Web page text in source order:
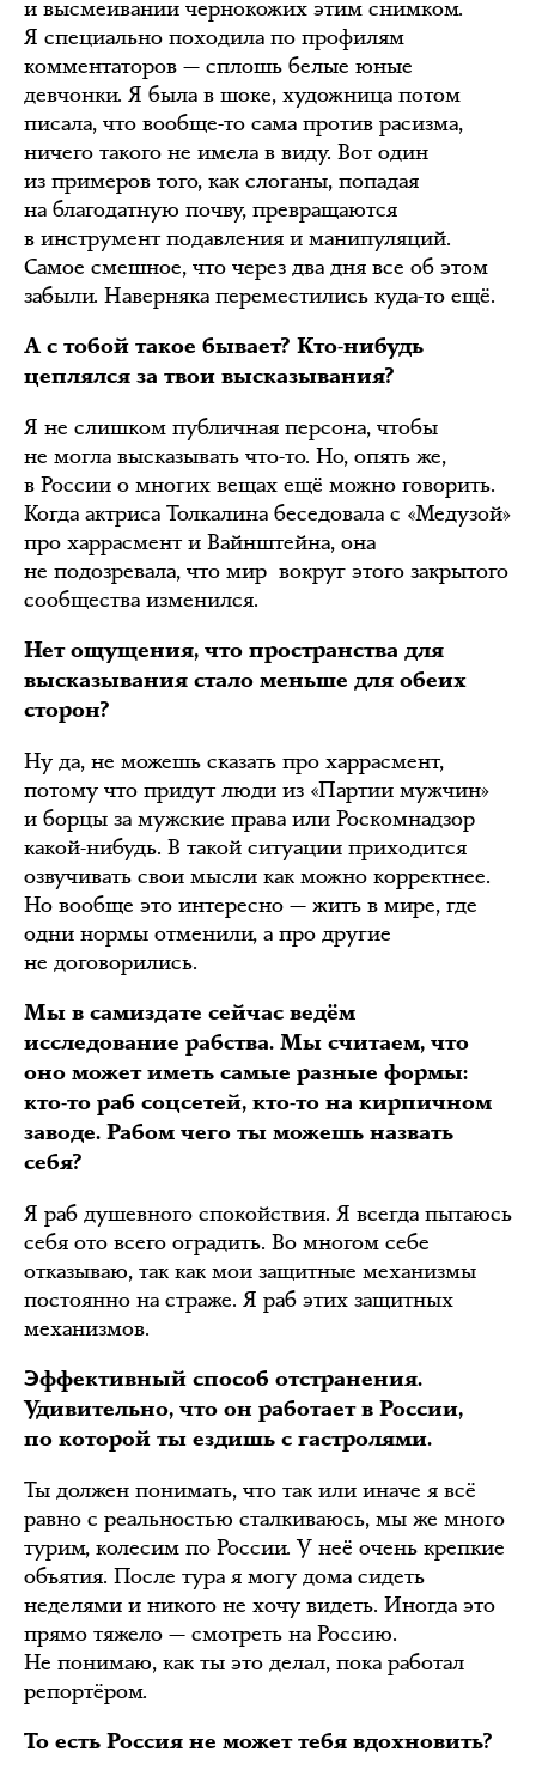
и высмеивании чернокожих этим снимком.
Я специально походила по профилям
комментаторов — сплошь белые юные
девчонки. Я была в шоке, художница потом
писала, что вообще-то сама против расизма,
ничего такого не имела в виду. Вот один
из примеров того, как слоганы, попадая
на благодатную почву, превращаются
в инструмент подавления и манипуляций.
Самое смешное, что через два дня все об этом
забыли. Наверняка переместились куда-то ещё.
А с тобой такое бывает? Кто-нибудь
цеплялся за твои высказывания?
Я не слишком публичная персона, чтобы
не могла высказывать что-то. Но, опять же,
в России о многих вещах ещё можно говорить.
Когда актриса Толкалина беседовала с «Медузой»
про харрасмент и Вайнштейна, она
не подозревала, что мир вокруг этого закрытого
сообщества изменился.
Нет ощущения, что пространства для
высказывания стало меньше для обеих
сторон?
Ну да, не можешь сказать про харрасмент,
потому что придут люди из «Партии мужчин»
и борцы за мужские права или Роскомнадзор
какой-нибудь. В такой ситуации приходится
озвучивать свои мысли как можно корректнее.
Но вообще это интересно — жить в мире, где
одни нормы отменили, а про другие
не договорились.
Мы в самиздате сейчас ведём
исследование рабства. Мы считаем, что
оно может иметь самые разные формы:
кто-то раб соцсетей, кто-то на кирпичном
заводе. Рабом чего ты можешь назвать
себя?
Я раб душевного спокойствия. Я всегда пытаюсь
себя ото всего оградить. Во многом себе
отказываю, так как мои защитные механизмы
постоянно на страже. Я раб этих защитных
механизмов.
Эффективный способ отстранения.
Удивительно, что он работает в России,
по которой ты ездишь с гастролями.
Ты должен понимать, что так или иначе я всё
равно с реальностью сталкиваюсь, мы же много
турим, колесим по России. У неё очень крепкие
объятия. После тура я могу дома сидеть
неделями и никого не хочу видеть. Иногда это
прямо тяжело — смотреть на Россию.
Не понимаю, как ты это делал, пока работал
репортёром.
То есть Россия не может тебя вдохновить?